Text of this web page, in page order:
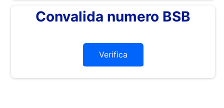
Convalida numero BSB
Verifica